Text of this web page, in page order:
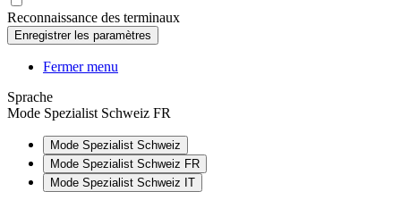
Reconnaissance des terminaux
Fermer menu
Sprache
Mode Spezialist Schweiz FR
Mode Spezialist Schweiz
Mode Spezialist Schweiz FR
Mode Spezialist Schweiz IT